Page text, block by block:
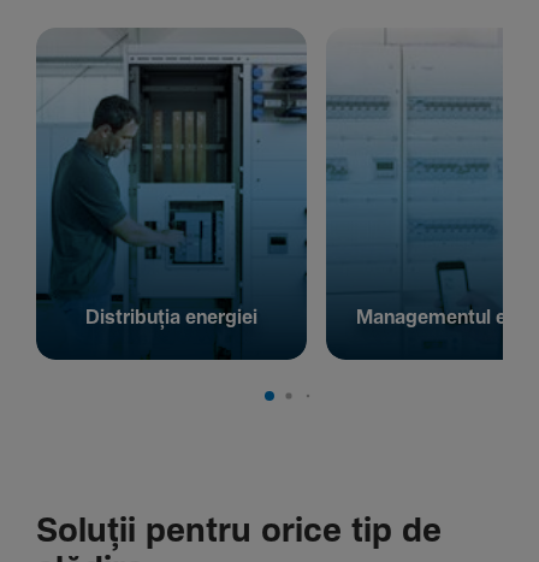
Distribuția energiei Managementul
Soluții pentru orice tip de